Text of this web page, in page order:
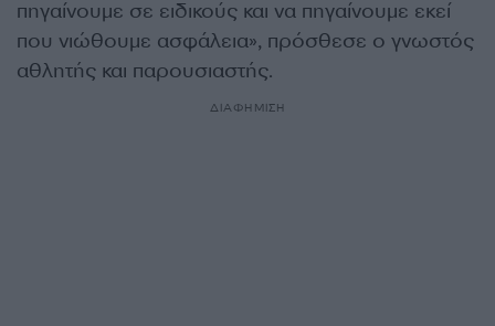
πηγαίνουμε σε ειδικούς και να πηγαίνουμε εκεί
που νιώθουμε ασφάλεια», πρόσθεσε ο γνωστός
αθλητής και παρουσιαστής.
ΔΙΑΦΗΜΙΣΗ